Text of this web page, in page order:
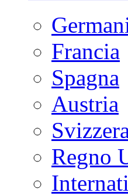
Francia
Spagna
Austria
Regno